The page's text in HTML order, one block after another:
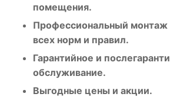
помещения.
Профессиональный
всех норм и правил.
Гарантийное и
обслуживание.
Выгодные цены и акции.